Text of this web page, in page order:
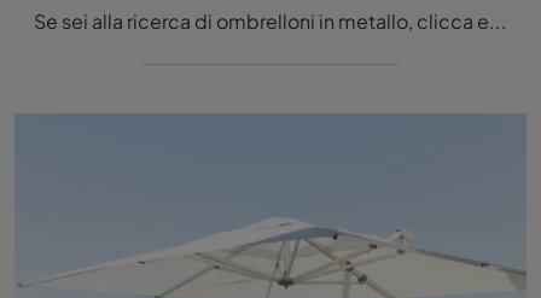
Se sei alla ricerca di ombrelloni in metallo, clicca e ottieni informazioni sul modello Parasol Athena della firma Talenti.